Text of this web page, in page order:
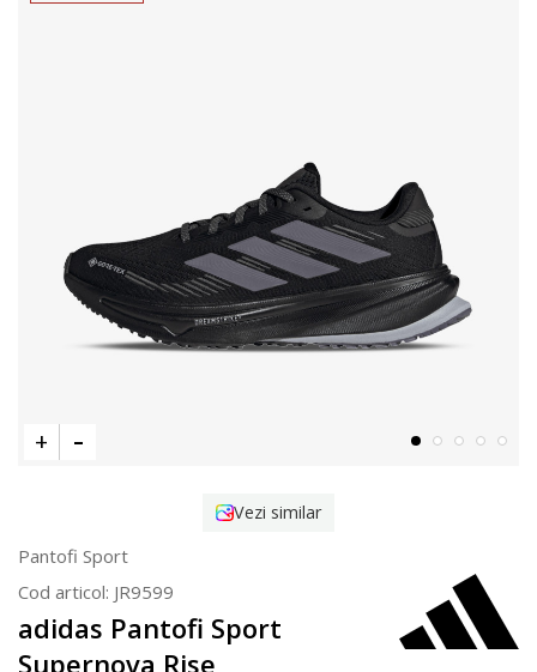
Vezi similar
Pantofi Sport
Cod articol: JR9599
adidas Pantofi Sport
Supernova Rise